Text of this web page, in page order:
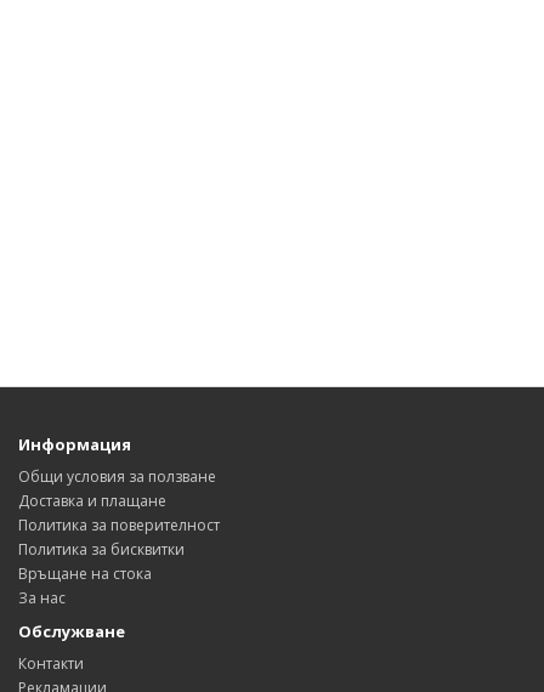
Информация
Общи условия за ползване
Доставка и плащане
Политика за поверителност
Политика за бисквитки
Връщане на стока
За нас
Обслужване
Контакти
Рекламации